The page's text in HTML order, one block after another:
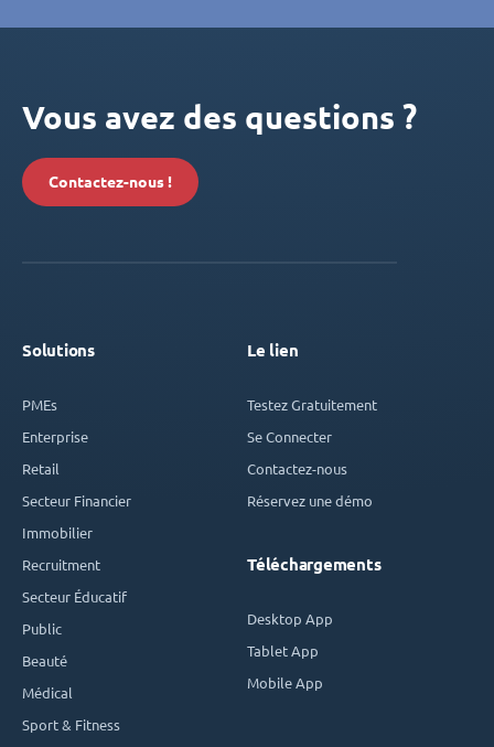
Vous avez des questions ?
Contactez-nous !
Solutions
PMEs
Enterprise
Retail
Secteur Financier
Immobilier
Recruitment
Secteur Éducatif
Public
Beauté
Médical
Sport & Fitness
Le lien
Testez Gratuitement
Se Connecter
Contactez-nous
Réservez une démo
Téléchargements
Desktop App
Tablet App
Mobile App